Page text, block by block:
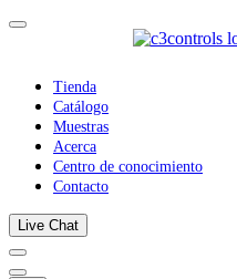
Tienda
Catálogo
Muestras
Acerca
Centro de conocimiento
Contacto
Live Chat